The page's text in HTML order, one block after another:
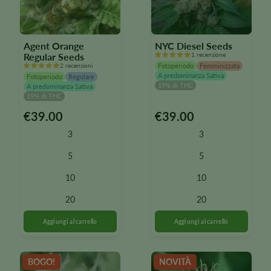
Agent Orange
Regular Seeds
2 recensioni
Fotoperiodo
Regolare
A predominanza Sativa
19% di THC
€39.00
3
5
10
20
Questo
opzioni
possono
selezionate
nella
NYC Diesel Seeds
1 recensione
Fotoperiodo
Femminizzata
A predominanza Sativa
19% di THC
€39.00
3
5
10
20
Questo
opzioni
possono
selezionate
nella
BOGO! NOVITÀ